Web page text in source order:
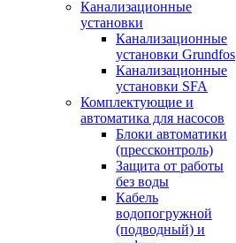
Канализационные
установки
Канализационные
установки Grundfos
Канализационные
установки SFA
Комплектующие и
автоматика для насосов
Блоки автоматики
(прессконтроль)
Защита от работы
без воды
Кабель
водопогружной
(подводный) и